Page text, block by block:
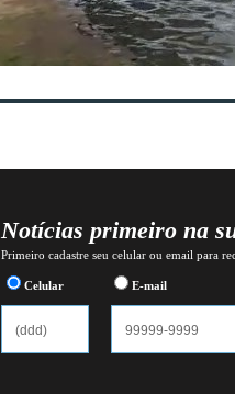
Notícias primeiro na
Primeiro cadastre seu celular ou email para
Celular E-mail